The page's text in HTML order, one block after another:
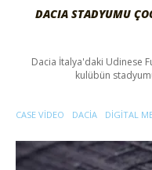
DACIA STADYUMU
Dacia İtalya'daki Udinese
kulübün
CASE VIDEO DACIA DIGITAL